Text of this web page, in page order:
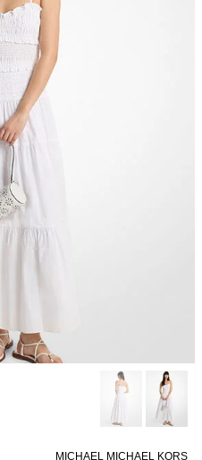
MICHAEL MICHAEL KORS